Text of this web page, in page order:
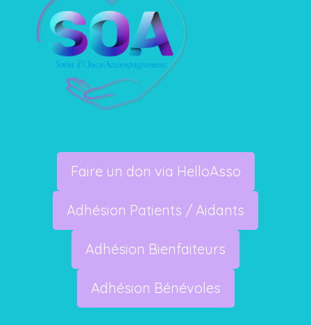
Faire un don via HelloAsso
Adhésion Patients / Aidants
Adhésion Bienfaiteurs
Adhésion Bénévoles